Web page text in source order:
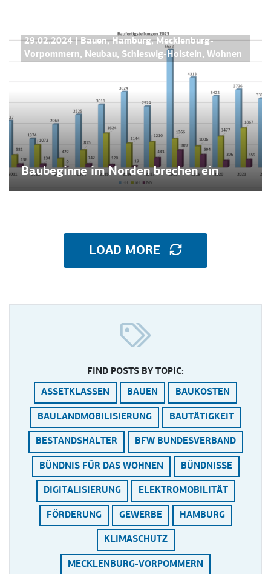
29.02.2024 |Bauen,Hamburg,Mecklenburg-
Vorpommern, Neubau, Schleswig-Holstein, Wohnen
Baubeginne im Norden brechen ein
LOAD MORE
FIND POSTS BY TOPIC:
ASSETKLASSEN BAUEN BAUKOSTEN
BAULANDMOBILISIERUNG BAUTÄTIGKEIT
BESTANDSHALTER BFW BUNDESVERBAND
BÜNDNIS FÜR DAS WOHNEN BÜNDNISSE
DIGITALISIERUNG ELEKTROMOBILITÄT
FÖRDERUNG GEWERBE HAMBURG
KLIMASCHUTZ
MECKLENBURG-VORPOMMERN